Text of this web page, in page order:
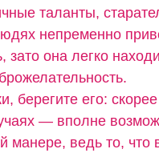
таланты,
непременно
она легко
берегите его:
— вполне
манере, ведь то, что